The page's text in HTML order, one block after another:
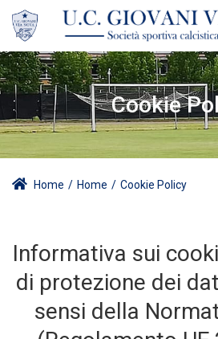
Cookie
Home / Home / Cookie Policy
Informativa sui
di protezione dei
sensi della